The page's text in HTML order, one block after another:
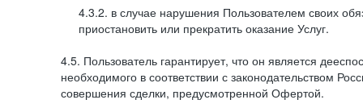
4.3.2. в случае нарушения Пользователем своих
приостановить или прекратить оказание Услуг.
4.5. Пользователь гарантирует, что он является
необходимого в соответствии с законодательством
совершения сделки, предусмотренной Офертой.